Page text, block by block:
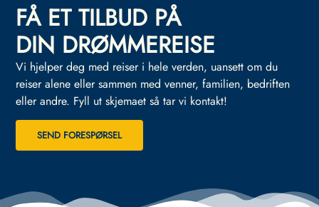
FÅ ET TILBUD PÅ
DIN DRØMMEREISE
Vi hjelper deg med reiser i hele verden, uansett om du
reiser alene eller sammen med venner, familien, bedriften
eller andre. Fyll ut skjemaet så tar vi kontakt!
SEND FORESPØRSEL